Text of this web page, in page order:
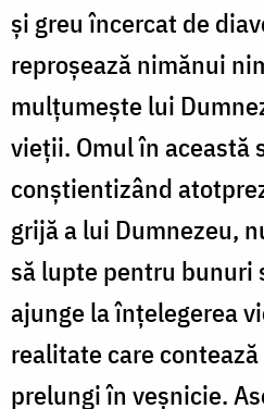
și greu încercat de
reproșează nimănui
mulțumește lui
vieții. Omul în această
conștientizând
grijă a lui Dumnezeu,
să lupte pentru bunuri
ajunge la înțelegerea
realitate care
prelungi în veșnicie.